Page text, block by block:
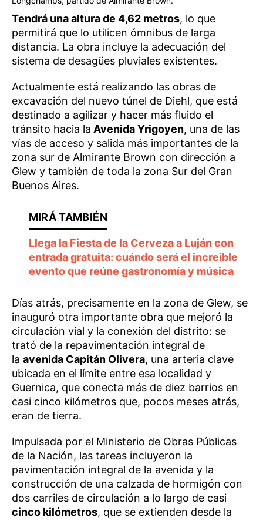
Tendrá una altura de 4,62 metros, lo que
permitirá que lo utilicen ómnibus de larga
distancia. La obra incluye la adecuación del
sistema de desagües pluviales existentes.
Actualmente está realizando las obras de
excavación del nuevo túnel de Diehl, que está
destinado a agilizar y hacer más fluido el
tránsito hacia la Avenida Yrigoyen, una de las
vías de acceso y salida más importantes de la
zona sur de Almirante Brown con dirección a
Glew y también de toda la zona Sur del Gran
Buenos Aires.
Llega la Fiesta de la Cerveza a Luján con
entrada gratuita: cuándo será el increíble
evento que reúne gastronomía y música
Días atrás, precisamente en la zona de Glew, se
inauguró otra importante obra que mejoró la
circulación vial y la conexión del distrito: se
trató de la repavimentación integral de
la avenida Capitán Olivera, una arteria clave
ubicada en el límite entre esa localidad y
Guernica, que conecta más de diez barrios en
casi cinco kilómetros que, pocos meses atrás,
eran de tierra.
Impulsada por el Ministerio de Obras Públicas
de la Nación, las tareas incluyeron la
pavimentación integral de la avenida y la
construcción de una calzada de hormigón con
dos carriles de circulación a lo largo de casi
cinco kilómetros, que se extienden desde la